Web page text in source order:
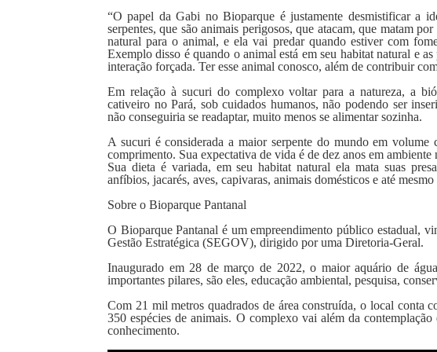
“O papel da Gabi no Bioparque é justamente desmistificar a
serpentes, que são animais perigosos, que atacam, que matam
natural para o animal, e ela vai predar quando estiver com
Exemplo disso é quando o animal está em seu habitat natural e as
interação forçada. Ter esse animal conosco, além de contribuir
Em relação à sucuri do complexo voltar para a natureza, a
cativeiro no Pará, sob cuidados humanos, não podendo ser
não conseguiria se readaptar, muito menos se alimentar sozinha.
A sucuri é considerada a maior serpente do mundo em volume
comprimento. Sua expectativa de vida é de dez anos em
Sua dieta é variada, em seu habitat natural ela mata suas
anfíbios, jacarés, aves, capivaras, animais domésticos e até mesmo
Sobre o Bioparque Pantanal
O Bioparque Pantanal é um empreendimento público estadual,
Gestão Estratégica (SEGOV), dirigido por uma Diretoria-Geral.
Inaugurado em 28 de março de 2022, o maior aquário de
importantes pilares, são eles, educação ambiental, pesquisa,
Com 21 mil metros quadrados de área construída, o local conta
350 espécies de animais. O complexo vai além da
conhecimento.